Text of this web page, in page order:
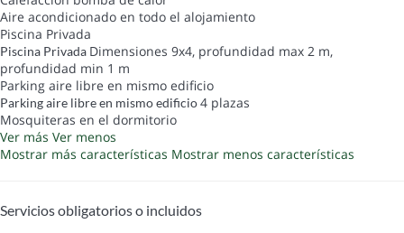
Aire acondicionado en todo el alojamiento
Piscina Privada
Piscina Privada Dimensiones 9x4, profundidad max 2 m,
profundidad min 1 m
Parking aire libre en mismo edificio
Parking aire libre en mismo edificio4 plazas
Mosquiteras en el dormitorio
Ver más Ver menos
Mostrar más características Mostrar menos características
Servicios obligatorios o incluidos